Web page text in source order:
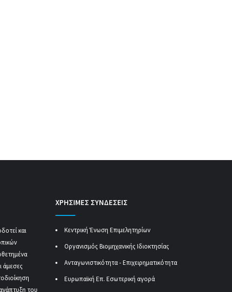
και
άμεσες
του
ΧΡΗΣΙΜΕΣ ΣΥΝΔΕΣΕΙΣ
Κεντρική Ένωση Επιμελητηρίων
Οργανισμός Βιομηχανικής Ιδιοκτησίας
Ανταγωνιστικότητα - Επιχειρηματικότητα
Ευρωπαϊκή Επ. Εσωτερική αγορά